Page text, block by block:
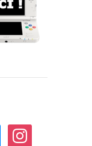
instagram